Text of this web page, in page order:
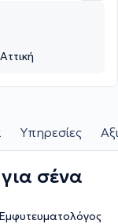
Υπηρεσίες
σένα